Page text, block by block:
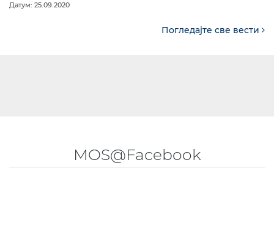
Датум: 25.09.2020
Погледајте све вести
MOS@Facebook